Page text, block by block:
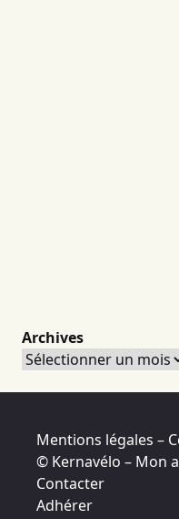
Archives
Archives
Mentions légales –
© Kernavélo – Mon
Contacter
Adhérer